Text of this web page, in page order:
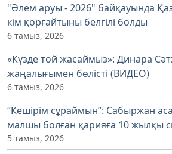
"Әлем аруы - 2026" байқауында
кім қорғайтыны белгілі болды
6 тамыз, 2026
«Күзде той жасаймыз»: Динара
жаңалығымен бөлісті (ВИДЕО)
6 тамыз, 2026
“Кешірім сұраймын”: Сабыржан
малшы болған қарияға 10 жылқы
5 тамыз, 2026